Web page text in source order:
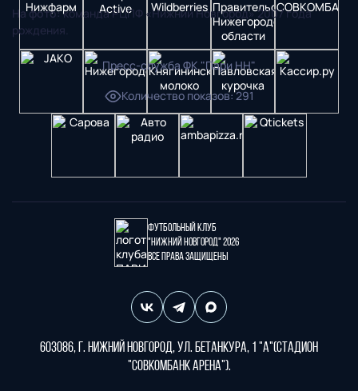
На фото:команда РЦПФ «Нижний Новгород» 2007 года
рождения.
Пресс-служба ФК "Пари НН"
Количество показов:291
Футбольный клуб
"Нижний Новгород" 2026
Все права защищены
603086, г. Нижний Новгород, ул. Бетанкура, 1 "А"(стадион
"СОВКОМБАНК АРЕНА").